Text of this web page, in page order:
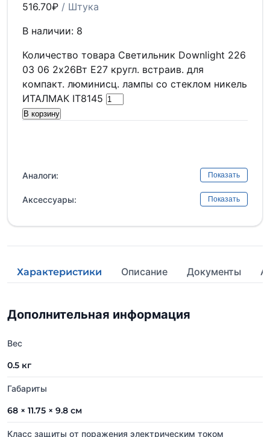
516.70₽ / Штука
В наличии: 8
Количество товара Светильник Downlight 226
03 06 2х26Вт E27 кругл. встраив. для
компакт. люминисц. лампы со стеклом никель
ИТАЛМАК IT8145
В корзину
Аналоги: Показать
Аксессуары: Показать
Характеристики Описание Документы
Дополнительная информация
Вес
0.5 кг
Габариты
68 × 11.75 × 9.8 см
Класс защиты от поражения электрическим током